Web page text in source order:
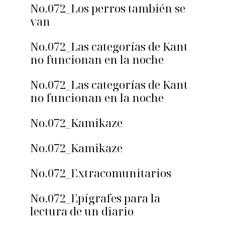
No.072_Los perros también se
van
No.072_Las categorías de Kant
no funcionan en la noche
No.072_Las categorías de Kant
no funcionan en la noche
No.072_Kamikaze
No.072_Kamikaze
No.072_Extracomunitarios
No.072_Epígrafes para la
lectura de un diario